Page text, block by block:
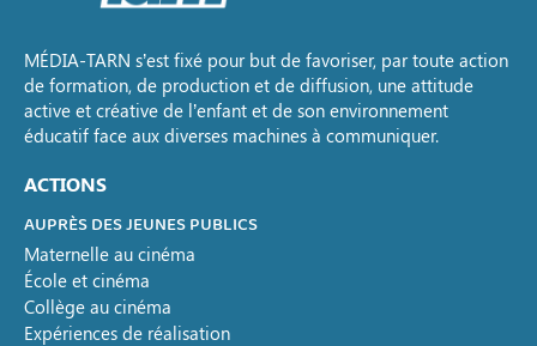
MÉDIA-TARN s’est fixé pour but de favoriser, par toute action
de formation, de production et de diffusion, une attitude
active et créative de l’enfant et de son environnement
éducatif face aux diverses machines à communiquer.
ACTIONS
AUPRÈS DES JEUNES PUBLICS
Maternelle au cinéma
École et cinéma
Collège au cinéma
Expériences de réalisation